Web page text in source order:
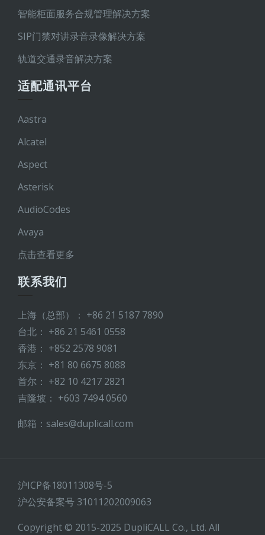
智能柜面服务合规管理解决方案
SIP门禁对讲录音录像解决方案
轨道交通录音解决方案
适配通讯平台
Aastra
Alcatel
Aspect
Asterisk
AudioCodes
Avaya
点击查看更多
联系我们
上海（总部）： +86 21 5187 7890
台北： +86 21 5461 0558
香港： +852 2578 9081
东京： +81 80 6675 8088
首尔： +82 10 4217 2821
吉隆坡： +603 7494 0560
邮箱：sales@duplicall.com
沪ICP备18011308号-5
沪公安备案号 31011202009063
Copyright © 2015-2025 DupliCALL Co., Ltd. All